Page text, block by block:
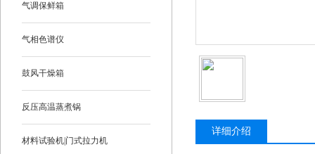
气调保鲜箱
气相色谱仪
鼓风干燥箱
反压高温蒸煮锅
材料试验机|门式拉力机
详细介绍